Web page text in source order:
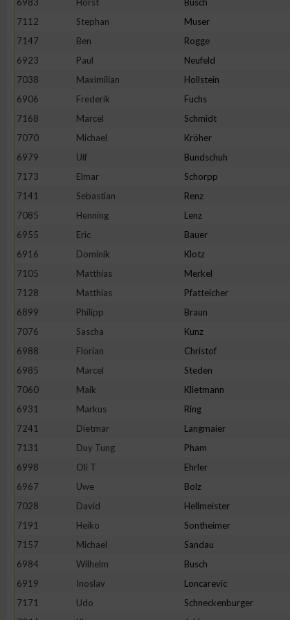
7112
Stephan Muser
7147
Ben Rogge
6923
Paul Neufeld
7038
Maximilian Hollstein
6906
Frederik Fuchs
7168
Marcel Schmidt
7070
Michael Kröher
6979
Ulf Bundschuh
7173
Elmar Schorpp
7141
Sebastian Renz
7085
Henning Lenz
6955
Eric Bauer
6916
Dominik Klotz
7105
Matthias Merkel
7128
Matthias Pfatteicher
6899
Philipp Braun
7076
Sascha Kunz
6988
Florian Christof
6985
Marcel Steden
7060
Maik Klietmann
6931
Markus Ring
7241
Dietmar Langmaier
7131
Duy Tung Pham
6998
Oli T Ehrler
6967
Uwe Bolz
7028
David Hellmeister
7191
Heiko Sontheimer
7157
Michael Sandau
6984
Wilhelm Busch
6919
Inoslav Loncarevic
7171
Udo Schneckenburger
Erstellung von Profilen zur Personalisierung von Inhalten
Messung der Werbeleistung
Messung der Performance von Inhalten
Analyse von Zielgruppen durch Statistiken oder
Entwicklung und Verbesserung der Angebote
IAB-Besonderheiten:
Geräte anhand von aktiv angeforderten Informationen
Nicht-IAB-Verarbeitungszwecke:
Notwendig
Performance
Funktional